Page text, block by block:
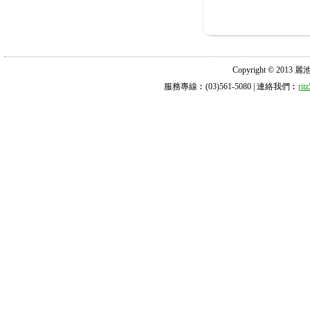
Copyright © 2013 麗
服務專線︰(03)561-5080 | 連絡我們︰